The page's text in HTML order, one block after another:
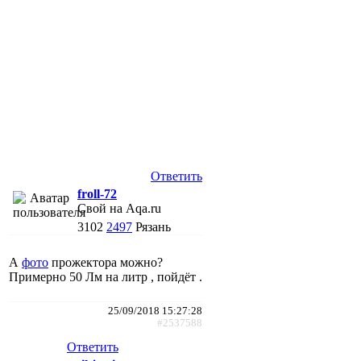
Ответить
froll-72
Свой на Aqa.ru
3102 2497 Рязань
А фото прожектора можно?
Примерно 50 Лм на литр , пойдёт .
25/09/2018 15:27:28
#2537588
Ответить